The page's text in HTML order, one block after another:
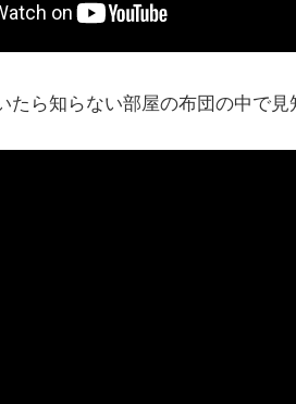
たら知らない部屋の布団の中で